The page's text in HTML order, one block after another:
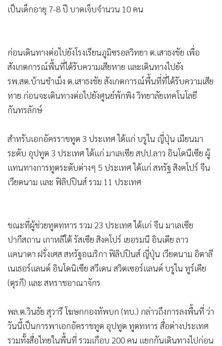
• ต่างประเทศ
• จีน
• ชุมชน-คุณภาพชีวิต
• อาชญากรรม
• Motoring
• เกม
• SMEs
• หุ้น
•
• Factcheck
• ญี่ปุ่น
• News1
• Gotomanager
จากนั้นเดินทางไปพื้นที่ทหารกัมพูชายิงจรวดใส่ร้านสะดวกซื้อ
สถานีบริการนำมัน ปตท.บ้านมือ ต.หนองหญ้าลาดือ.กัทรลักษ์
จ.ศรีสะเกษ ซึ่งทำให้ประชาชนคนไทยเสียชีวิต 8 คน หนึ่งในนั้น
ก่อนเดินทางต่อไปยังโรงเรียนภูมิซรอลวิทยา ต.เสาธงชัย เพื่อ